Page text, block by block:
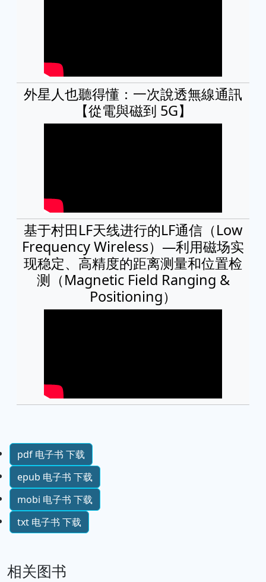
外星人也聽得懂：一次說透無線通訊
【從電與磁到 5G】
基于村田LF天线进行的LF通信（Low
Frequency Wireless）—利用磁场实
现稳定、高精度的距离测量和位置检
测（Magnetic Field Ranging &
Positioning）
pdf 电子书 下载
epub 电子书 下载
mobi 电子书 下载
txt 电子书 下载
相关图书